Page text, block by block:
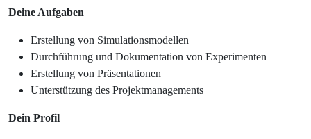
Deine Aufgaben
Erstellung von Simulationsmodellen
Durchführung und Dokumentation von Experimenten
Erstellung von Präsentationen
Unterstützung des Projektmanagements
Dein Profil